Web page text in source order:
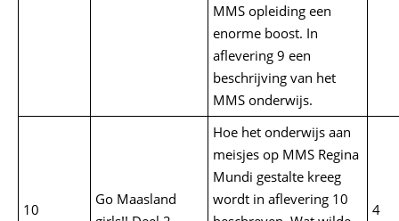
MMS opleiding een
enorme boost. In
aflevering 9 een
beschrijving van het
MMS onderwijs.
10
Go Maasland
Hoe het onderwijs aan
meisjes op MMS Regina
Mundi gestalte kreeg
wordt in aflevering 10
4